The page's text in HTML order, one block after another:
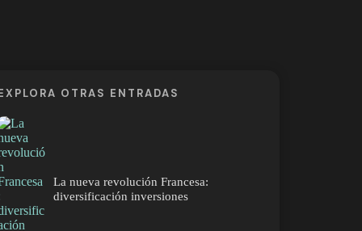
OTRAS ENTRADAS
La nueva revolución Francesa:
diversificación inversiones